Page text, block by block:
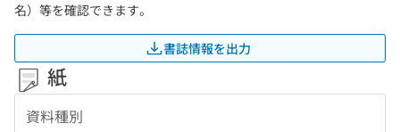
名）等を確認できます。
書誌情報を出力
紙
資料種別